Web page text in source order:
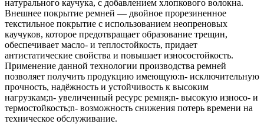
натурального каучука, с добавлением хлопкового волокна.
Внешнее покрытие ремней — двойное прорезиненное
текстильное покрытие с использованием неопреновых
каучуков, которое предотвращает образование трещин,
обеспечивает масло- и теплостойкость, придает
антистатические свойства и повышает износостойкость.
Применение данной технологии производства ремней
позволяет получить продукцию имеющую:n- исключительную
прочность, надёжность и устойчивость к высоким
нагрузкам;n- увеличенный ресурс ремня;n- высокую износо- и
термостойкость;n- возможность снижения потерь времени на
техническое обслуживание.